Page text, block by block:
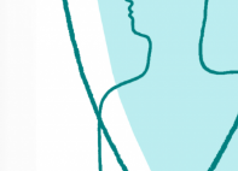
Ak­tu­el­les
Kontakt